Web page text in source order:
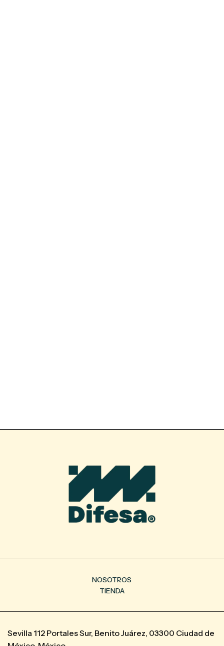
NOSOTROS
TIENDA
Sevilla 112 Portales Sur, Benito Juárez, 03300 Ciudad de